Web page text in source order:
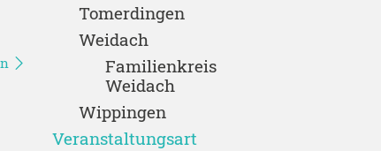
Tomerdingen
Weidach
Familienkreis
Weidach
Wippingen
Veranstaltungsart